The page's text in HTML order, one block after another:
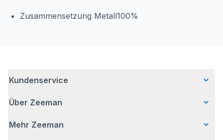
Zusammensetzung Metall100%
Kundenservice
Häufig gestellte Fragen
Lieferung
Über Zeeman
Wer wir sind
Mehr Zeeman